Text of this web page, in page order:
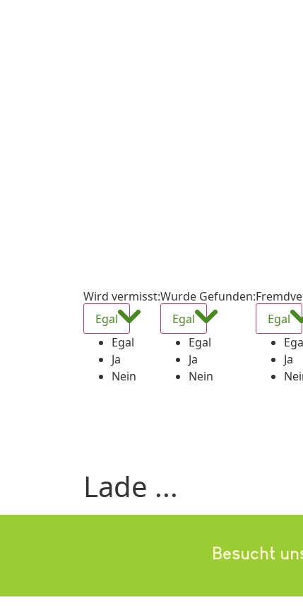
Wird vermisst:
Egal
Egal
Ja
Nein
Wurde Gefunden:
Egal
Egal
Ja
Nein
Egal
Ja
Lade ...
Besucht